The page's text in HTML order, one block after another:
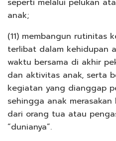
seperti melalui pelukan
anak;
(11) membangun rutinitas
terlibat dalam kehidupan
waktu bersama di akhir
dan aktivitas anak, serta
kegiatan yang dianggap
sehingga anak
dari orang tua atau
“dunianya”.